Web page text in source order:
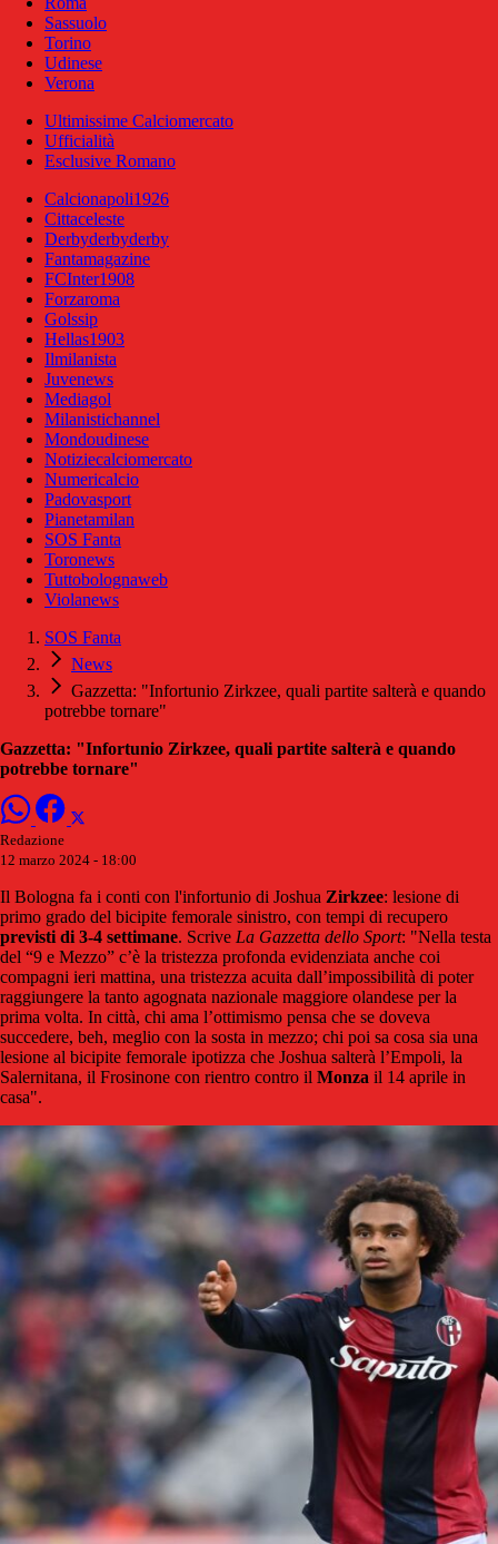
Sassuolo
Torino
Udinese
Verona
Ultimissime Calciomercato
Ufficialità
Esclusive Romano
Calcionapoli1926
Cittaceleste
Derbyderbyderby
Fantamagazine
FCInter1908
Forzaroma
Golssip
Hellas1903
Ilmilanista
Juvenews
Mediagol
Milanistichannel
Mondoudinese
Notiziecalciomercato
Numericalcio
Padovasport
Pianetamilan
SOS Fanta
Toronews
Tuttobolognaweb
Violanews
SOS Fanta
News
Gazzetta: "Infortunio Zirkzee, quali partite salterà e quando
potrebbe tornare"
Gazzetta: "Infortunio Zirkzee, quali partite salterà e quando
potrebbe tornare"
Redazione
12 marzo 2024 - 18:00
Il Bologna fa i conti con l'infortunio di Joshua Zirkzee: lesione di
primo grado del bicipite femorale sinistro, con tempi di recupero
previsti di 3-4 settimane. Scrive La Gazzetta dello Sport: "Nella testa
del “9 e Mezzo” c’è la tristezza profonda evidenziata anche coi
compagni ieri mattina, una tristezza acuita dall’impossibilità di poter
raggiungere la tanto agognata nazionale maggiore olandese per la
prima volta. In città, chi ama l’ottimismo pensa che se doveva
succedere, beh, meglio con la sosta in mezzo; chi poi sa cosa sia una
lesione al bicipite femorale ipotizza che Joshua salterà l’Empoli, la
Salernitana, il Frosinone con rientro contro il Monza il 14 aprile in
casa".